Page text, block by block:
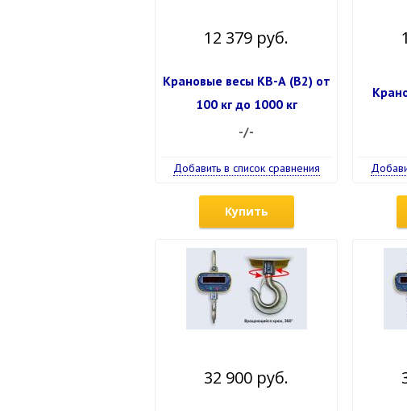
12 379 руб.
Крановые весы КВ-А (В2) от
100 кг до 1000 кг
-/-
Добавить в список сравнения
Купить
32 900 руб.